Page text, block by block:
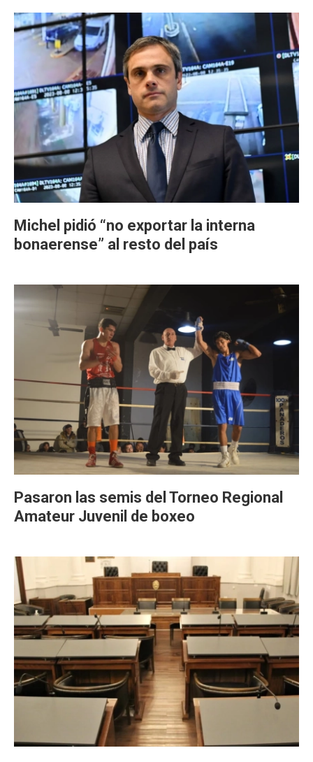
Michel pidió “no exportar la interna
bonaerense” al resto del país
Pasaron las semis del Torneo Regional
Amateur Juvenil de boxeo